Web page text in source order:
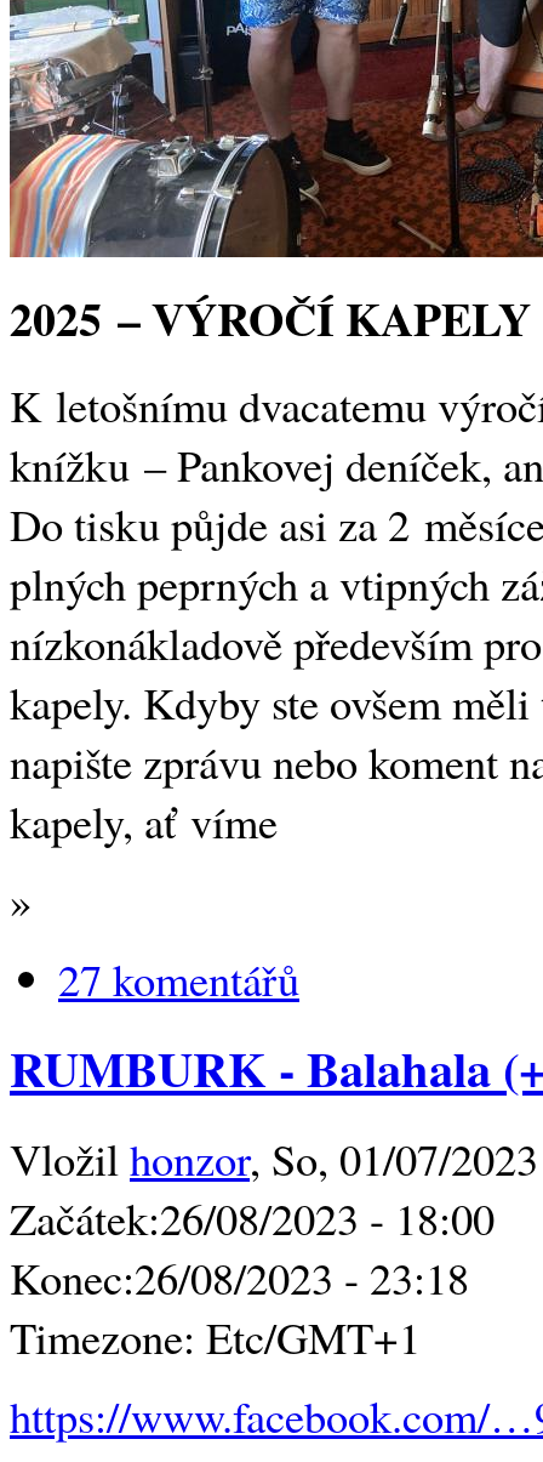
2025 – VÝROČÍ KAPELY
K letošnímu dvacatemu
knížku – Pankovej deníček,
Do tisku půjde asi za 2
plných peprných a vtipných
nízkonákladově především
kapely. Kdyby ste ovšem
napište zprávu nebo koment
kapely, ať víme
»
27 komentářů
RUMBURK - Balahala
Vložil honzor, So, 01/07/
Začátek:26/08/2023 - 18:00
Konec:26/08/2023 - 23:18
Timezone: Etc/GMT+1
https://www.facebook.com/